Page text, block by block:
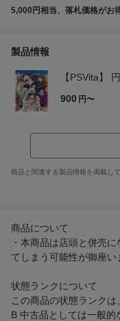
5,000円相当、落札価格がお
製品情報
【PSVita】
900 円〜
商品と関連する製品情報を掲載し
商品について
・本商品は店頭と併売
てしまう可能性が御座い
状態ランクについて
この商品の状態ランクは、
B 中古品としては一般的